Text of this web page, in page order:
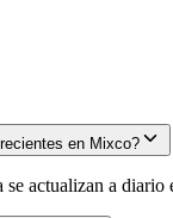
en Mixco?
actualizan a